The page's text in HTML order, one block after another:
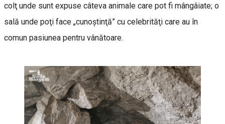
colţ unde sunt expuse câteva animale care pot fi mângâiate; o
sală unde poţi face „cunoştinţă” cu celebrităţi care au în
comun pasiunea pentru vânătoare.